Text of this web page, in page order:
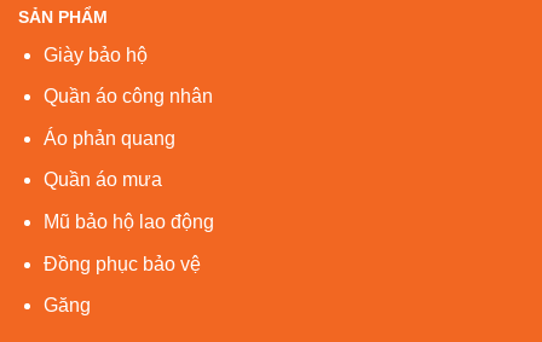
SẢN PHẨM
Giày bảo hộ
Quần áo công nhân
Áo phản quang
Quần áo mưa
Mũ bảo hộ lao động
Đồng phục bảo vệ
Găng